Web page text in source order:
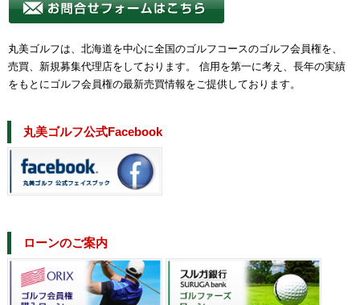
丸美ゴルフは、北海道を中心に全国のゴルフコースのゴルフ会員権を、
売買、新規募集代理店をしております。 信用を第一に考え、長年の実績
をもとにゴルフ会員権の最新売買情報をご提供しております。
丸美ゴルフ公式Facebook
ローンのご案内